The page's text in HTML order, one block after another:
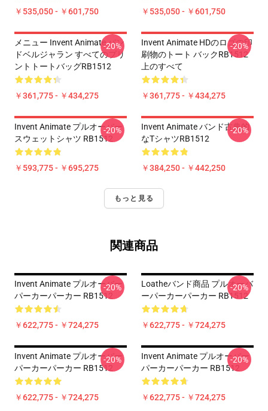
￥535,050 - ￥601,750 ￥535,050 - ￥601,750
メニュー Invent Animate バン
ドベルジャラン すべてのプリ
ントトートバッグRB1512
￥361,775 - ￥434,275
-20%
Invent Animate HDのロゴの印
刷物のトート バックRB1512
上のすべて
￥361,775 - ￥434,275
-20%
Invent Animate プルオーバー
スウェットシャツ RB1512
￥593,775 - ￥695,275
-20%
Invent Animate バンド古典的
なTシャツRB1512
￥384,250 - ￥442,250
-20%
もっと見る
関連商品
Invent Animate プルオーバー
パーカーパーカー RB1512
￥622,775 - ￥724,275
-20%
Loatheバンド商品 プルオーバ
ーパーカーパーカー RB1512
￥622,775 - ￥724,275
-20%
Invent Animate プルオーバー
パーカーパーカー RB1512
￥622,775 - ￥724,275
-20%
Invent Animate プルオーバー
パーカーパーカー RB1512
￥622,775 - ￥724,275
-20%